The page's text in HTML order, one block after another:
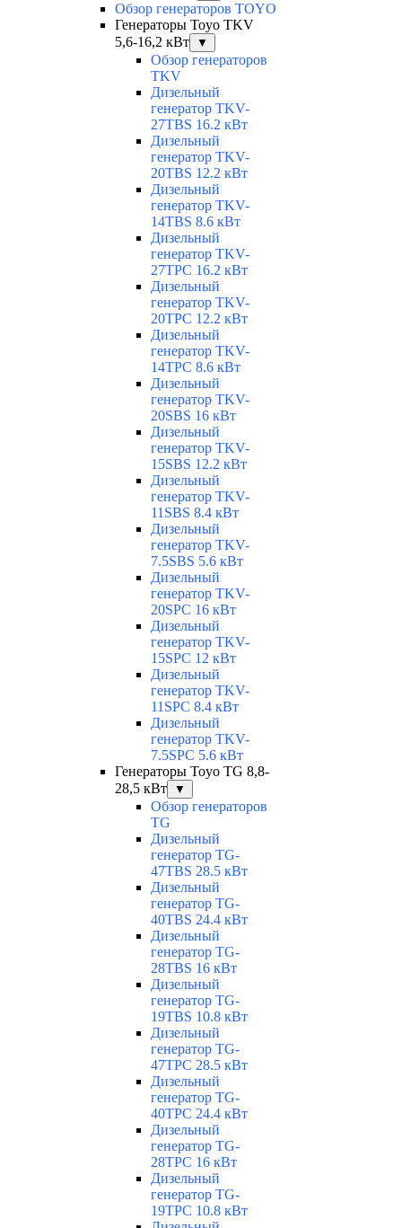
Обзор генераторов TOYO
Генераторы Toyo TKV
5,6-16,2 кВт
▼
Обзор генераторов
TKV
Дизельный
генератор TKV-
27TBS 16.2 кВт
Дизельный
генератор TKV-
20TBS 12.2 кВт
Дизельный
генератор TKV-
14TBS 8.6 кВт
Дизельный
генератор TKV-
27TPC 16.2 кВт
Дизельный
генератор TKV-
20TPC 12.2 кВт
Дизельный
генератор TKV-
14TPC 8.6 кВт
Дизельный
генератор TKV-
20SBS 16 кВт
Дизельный
генератор TKV-
15SBS 12.2 кВт
Дизельный
генератор TKV-
11SBS 8.4 кВт
Дизельный
генератор TKV-
7.5SBS 5.6 кВт
Дизельный
генератор TKV-
20SPC 16 кВт
Дизельный
генератор TKV-
15SPC 12 кВт
Дизельный
генератор TKV-
11SPC 8.4 кВт
Дизельный
генератор TKV-
7.5SPC 5.6 кВт
Генераторы Toyo TG 8,8-
28,5 кВт
▼
Обзор генераторов
TG
Дизельный
генератор TG-
47TBS 28.5 кВт
Дизельный
генератор TG-
40TBS 24.4 кВт
Дизельный
генератор TG-
28TBS 16 кВт
Дизельный
генератор TG-
19TBS 10.8 кВт
Дизельный
генератор TG-
47TPC 28.5 кВт
Дизельный
генератор TG-
40TPC 24.4 кВт
Дизельный
генератор TG-
28TPC 16 кВт
Дизельный
генератор TG-
19TPC 10.8 кВт